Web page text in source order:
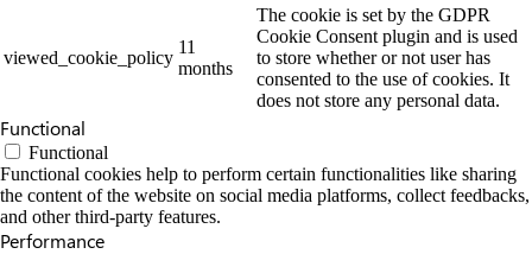
viewed_cookie_policy
11
months
The cookie is set by the GDPR
Cookie Consent plugin and is used
to store whether or not user has
consented to the use of cookies. It
does not store any personal data.
Functional
Functional
Functional cookies help to perform certain functionalities like sharing
the content of the website on social media platforms, collect feedbacks,
and other third-party features.
Performance